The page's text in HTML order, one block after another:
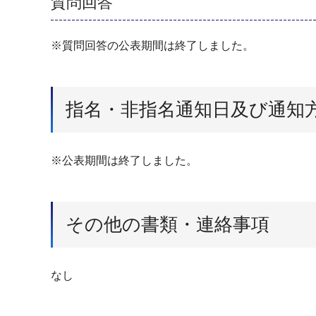
※質問回答の公表期間は終了しました。
指名・非指名通知日及び通知
※公表期間は終了しました。
その他の書類・連絡事項
なし